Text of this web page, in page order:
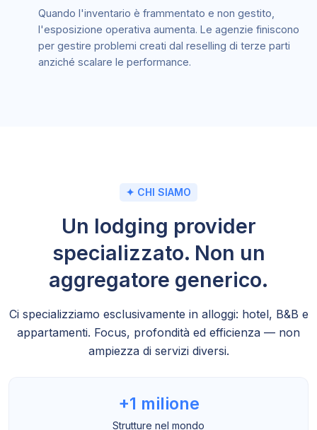
Quando l'inventario è frammentato e non gestito,
l'esposizione operativa aumenta. Le agenzie finiscono
per gestire problemi creati dal reselling di terze parti
anziché scalare le performance.
✦ CHI SIAMO
Un lodging provider
specializzato. Non un
aggregatore generico.
Ci specializziamo esclusivamente in alloggi: hotel, B&B e
appartamenti. Focus, profondità ed efficienza — non
ampiezza di servizi diversi.
+1 milione
Strutture nel mondo